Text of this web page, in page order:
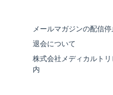
メールマガジンの配信
退会について
株式会社メディカルト
内